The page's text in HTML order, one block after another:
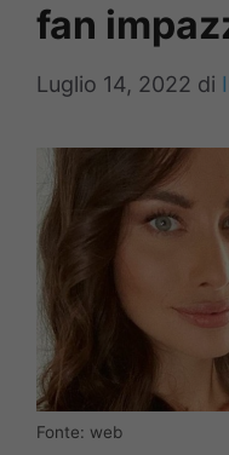
fan
Luglio 14, 2022 di
Fonte: web